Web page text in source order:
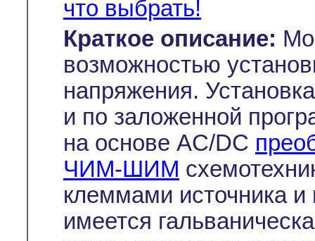
Краткое описание:
возможностью
напряжения.
и по заложенной
на основе AC/DC
ЧИМ-ШИМ
клеммами источника
имеется